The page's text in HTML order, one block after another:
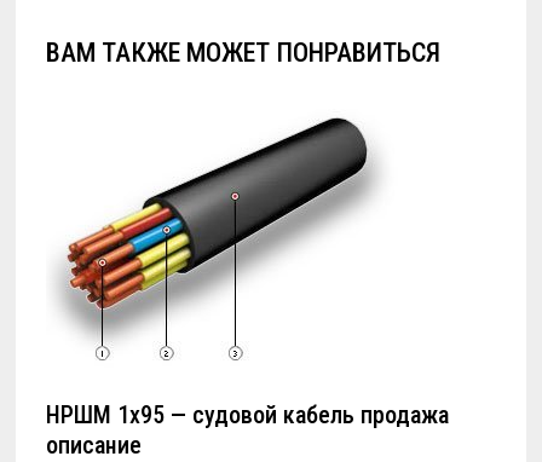
ВАМ ТАКЖЕ МОЖЕТ ПОНРАВИТЬСЯ
НРШМ 1х95 — судовой кабель продажа
описание